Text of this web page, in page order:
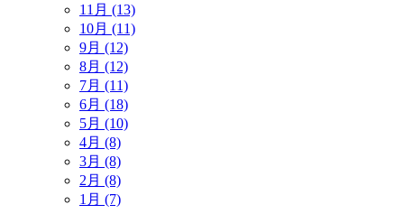
11月 (13)
10月 (11)
9月 (12)
8月 (12)
7月 (11)
6月 (18)
5月 (10)
4月 (8)
3月 (8)
2月 (8)
1月 (7)